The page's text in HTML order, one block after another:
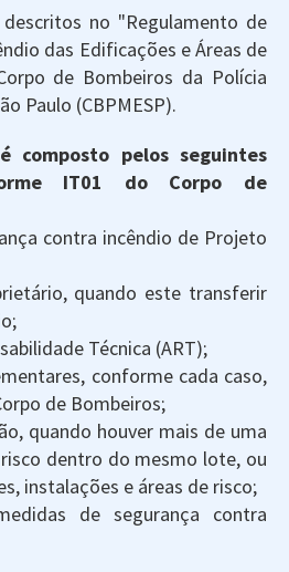
no "Regulamento de
das Edificações e Áreas de
de Bombeiros da Polícia
Paulo (CBPMESP).
composto pelos seguintes
IT01 do Corpo de
contra incêndio de Projeto
quando este transferir
Técnica (ART);
conforme cada caso,
de Bombeiros;
quando houver mais de uma
dentro do mesmo lote, ou
instalações e áreas de risco;
de segurança contra